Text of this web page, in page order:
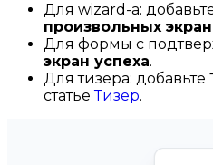
Для wizard-а:
произвольных
Для формы с
экран успеха.
Для тизера: добавьте
статьеТизер.